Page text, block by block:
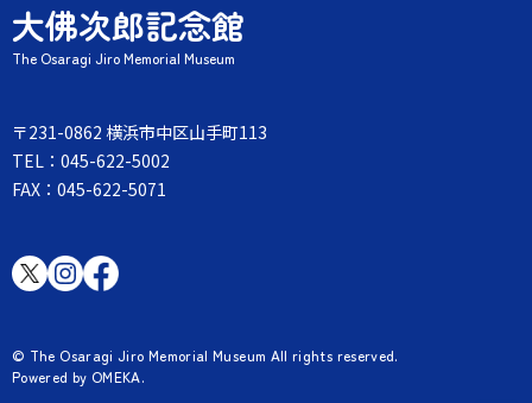
大佛次郎記念館
The Osaragi Jiro Memorial Museum
〒231-0862 横浜市中区山手町113
TEL：045-622-5002
FAX：045-622-5071
© The Osaragi Jiro Memorial Museum All rights reserved.
Powered by OMEKA.